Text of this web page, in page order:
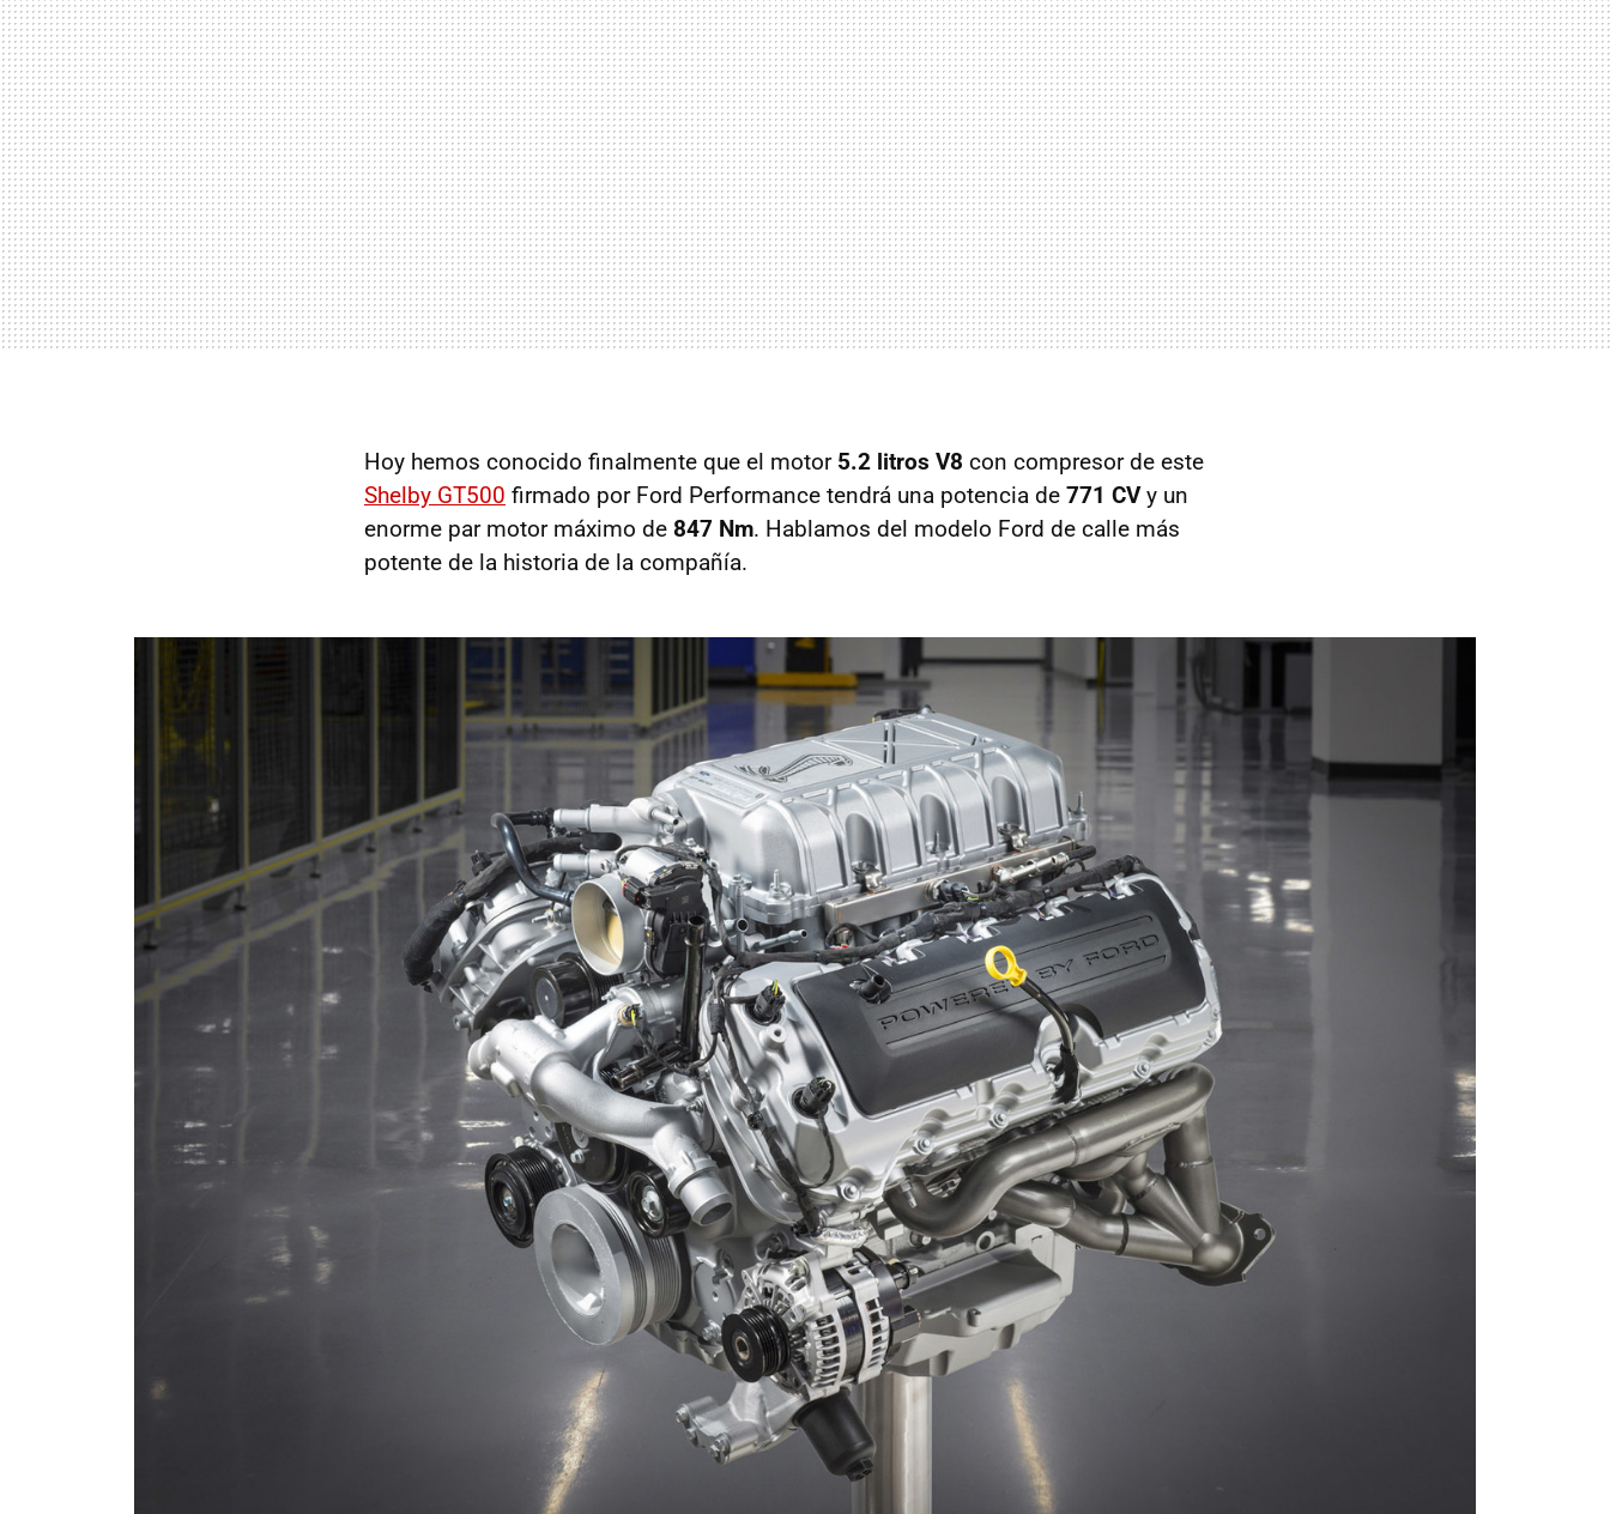
Hoy hemos conocido finalmente que el motor 5.2 litros V8 con compresor de este
Shelby GT500 firmado por Ford Performance tendrá una potencia de 771 CVy un
enorme par motor máximo de 847 Nm. Hablamos del modelo Ford de calle más
potente de la historia de la compañía.